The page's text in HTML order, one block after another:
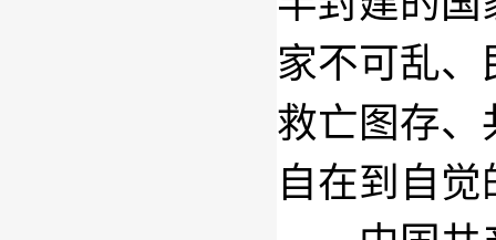
家不可乱
救亡图存、
自在到自